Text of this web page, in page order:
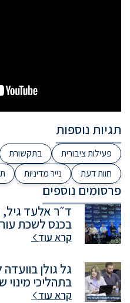
תגיות נוספות
פעילות ציבורית בתקשורת
חוות דעת
נייר מדיניות
פרסומים נוספים
ד״ר אלעד
בכנס לשכת עורכי
קרא עוד
גל גולן
בתהליכי
קרא עוד